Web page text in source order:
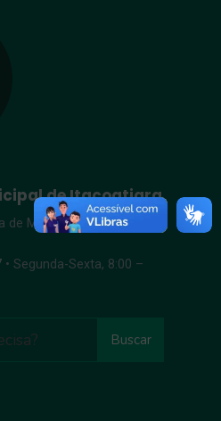
de Itacoatiara
de Melo, s/n – Centro |
• Segunda-Sexta, 8:00 –
Buscar